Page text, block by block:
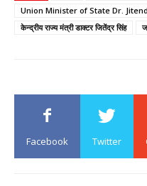
Union Minister of State Dr.
केन्द्रीय राज्य मंत्री डाक्टर जितेंद्र सिंह
Facebook Twitter